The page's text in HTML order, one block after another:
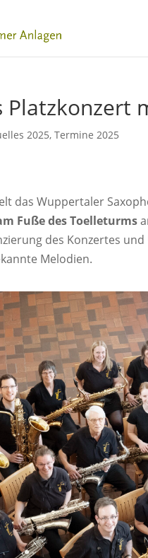
2025,Termine 2025
das Wuppertaler
Fuße des Toelleturms
des Konzertes
Melodien.